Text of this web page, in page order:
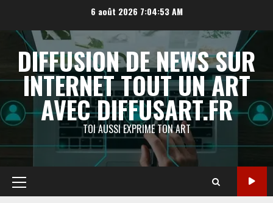
contenu
6 août 2026 7:04:54 AM
DIFFUSION DE NEWS SUR
INTERNET TOUT UN ART
AVEC DIFFUSART.FR
TOI AUSSI EXPRIME TON ART
Menu
principal